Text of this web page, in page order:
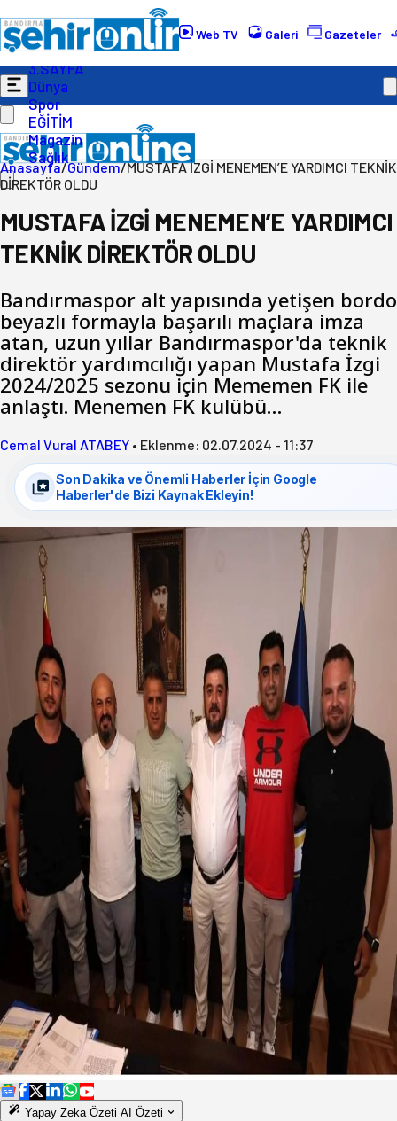
Web TV Galeri Gazeteler
Gündem
Ekonomi
Politika
3.SAYFA
Dünya
Spor
EĞİTİM
Magazin
Sağlık
Anasayfa/Gündem/MUSTAFA İZGİ MENEMEN’E YARDIMCI TEKNİK
DİREKTÖR OLDU
MUSTAFA İZGİ MENEMEN’E YARDIMCI
TEKNİK DİREKTÖR OLDU
Bandırmaspor alt yapısında yetişen bordo
beyazlı formayla başarılı maçlara imza
atan, uzun yıllar Bandırmaspor'da teknik
direktör yardımcılığı yapan Mustafa İzgi
2024/2025 sezonu için Mememen FK ile
anlaştı. Menemen FK kulübü…
Cemal Vural ATABEY • Eklenme: 02.07.2024 - 11:37
Son Dakika ve Önemli Haberler İçin Google
Haberler'de Bizi Kaynak Ekleyin!
Yapay Zeka Özeti AI Özeti